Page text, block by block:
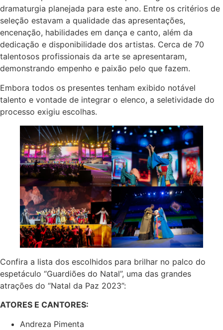
dramaturgia planejada para este ano. Entre os critérios de
seleção estavam a qualidade das apresentações,
encenação, habilidades em dança e canto, além da
dedicação e disponibilidade dos artistas. Cerca de 70
talentosos profissionais da arte se apresentaram,
demonstrando empenho e paixão pelo que fazem.
Embora todos os presentes tenham exibido notável
talento e vontade de integrar o elenco, a seletividade do
processo exigiu escolhas.
Confira a lista dos escolhidos para brilhar no palco do
espetáculo “Guardiões do Natal”, uma das grandes
atrações do “Natal da Paz 2023”:
ATORES E CANTORES:
Andreza Pimenta